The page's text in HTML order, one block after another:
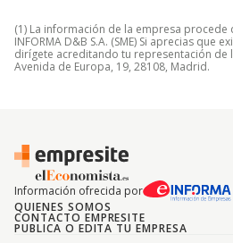
(1) La información de la empresa procede
INFORMA D&B S.A. (SME) Si aprecias que
dirígete acreditando tu representación de
Avenida de Europa, 19, 28108, Madrid.
Información ofrecida por
QUIENES SOMOS
CONTACTO EMPRESITE
PUBLICA O EDITA TU EMPRESA